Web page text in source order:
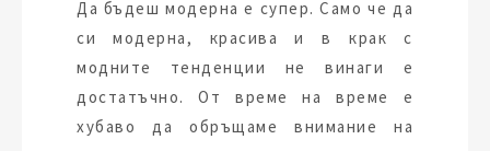
Да бъдеш модерна е супер. Само че да
си модерна, красива и в крак с
модните тенденции не винаги е
достатъчно. От време на време е
хубаво да обръщаме внимание на